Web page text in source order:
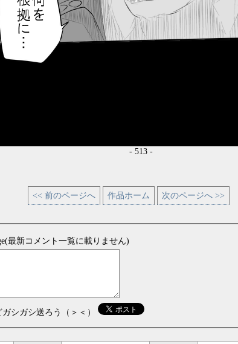
- 513 -
<< 前のページへ 作品ホーム 次のページへ >>
最新コメント一覧に載りません)
シガシ送ろう（＞＜）